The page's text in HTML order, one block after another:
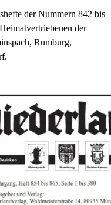
der Nummern 842 bis
der
Rumburg,